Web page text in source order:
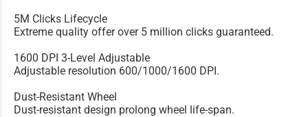
5M Clicks Lifecycle
Extreme quality offer over 5 million clicks guaranteed.
1600 DPI 3-Level Adjustable
Adjustable resolution 600/1000/1600 DPI.
Dust-Resistant Wheel
Dust-resistant design prolong wheel life-span.